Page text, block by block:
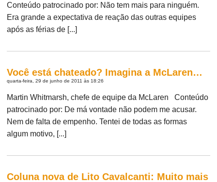
Conteúdo patrocinado por: Não tem mais para ninguém.
Era grande a expectativa de reação das outras equipes
após as férias de [...]
Você está chateado? Imagina a McLaren…
quarta-feira, 29 de junho de 2011 às 18:26
Martin Whitmarsh, chefe de equipe da McLaren Conteúdo
patrocinado por: De má vontade não podem me acusar.
Nem de falta de empenho. Tentei de todas as formas
algum motivo, [...]
Coluna nova de Lito Cavalcanti: Muito mais